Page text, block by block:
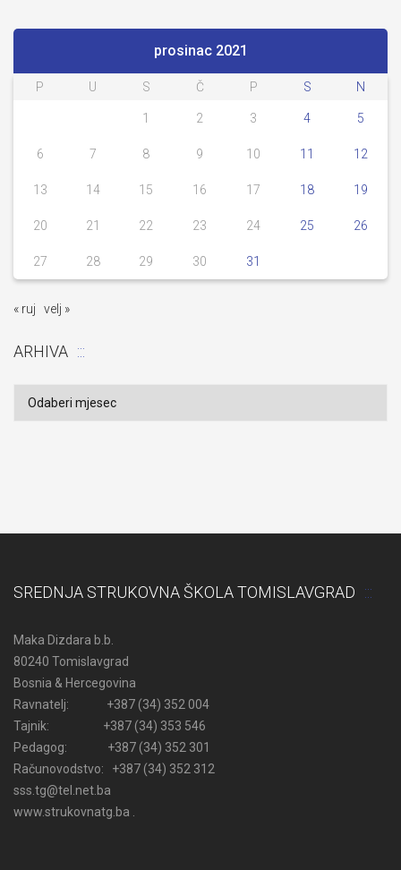
prosinac 2021
P U S Č P S N
1 2 3 4 5
6 7 8 9 10 11 12
13 14 15 16 17 18 19
20 21 22 23 24 25 26
27 28 29 30 31
« ruj velj »
ARHIVA
SREDNJA STRUKOVNA ŠKOLA TOMISLAVGRAD
Maka Dizdara b.b.
80240 Tomislavgrad
Bosnia & Hercegovina
Ravnatelj: +387 (34) 352 004
Tajnik: +387 (34) 353 546
Pedagog: +387 (34) 352 301
Računovodstvo: +387 (34) 352 312
sss.tg@tel.net.ba
www.strukovnatg.ba .